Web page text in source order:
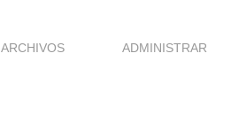
ARCHIVOS ADMINISTRAR